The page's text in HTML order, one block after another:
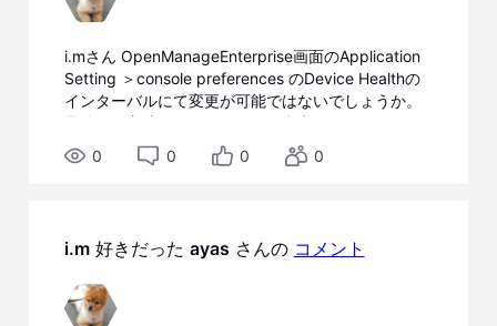
i.mさん OpenManageEnterprise画面のApplication
Setting ＞console preferences のDevice Healthの
インターバルにて変更が可能ではないでしょうか。
具体的な方法はこちらの動画が参考になります
（最初の1分です） Understanding Alerts and
Health Status in OpenManage Enterprise なお
0 0 0 0
i.m 好きだった ayas さんの コメント